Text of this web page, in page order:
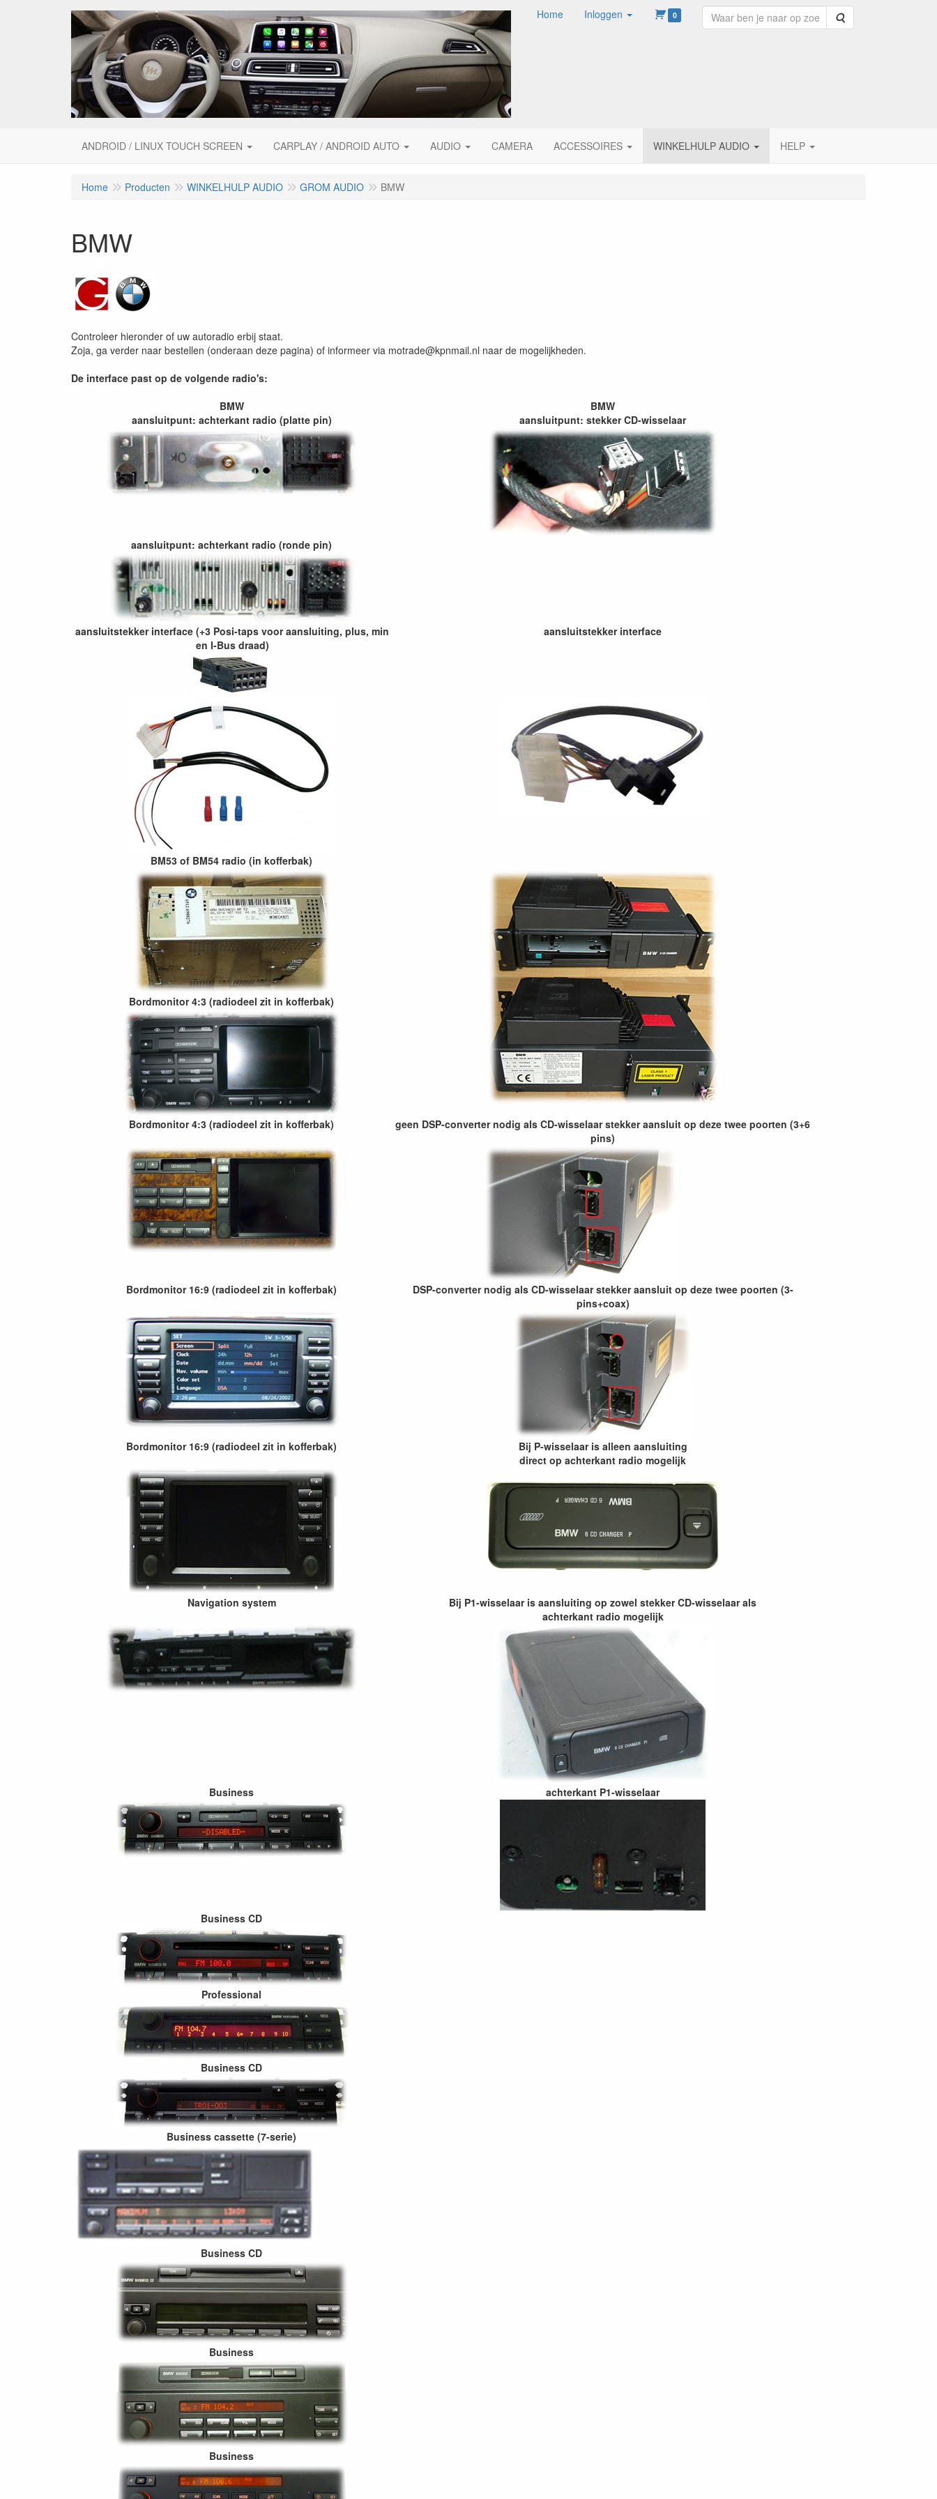
Home Inloggen 0 Zoeken
ANDROID / LINUX TOUCH SCREEN CARPLAY / ANDROID AUTO AUDIO CAMERA ACCESSOIRES WINKELHULP AUDIO HELP
Home Producten WINKELHULP AUDIO GROM AUDIO BMW
BMW
Controleer hieronder of uw autoradio erbij staat.
Zoja, ga verder naar bestellen (onderaan deze pagina) of informeer via motrade@kpnmail.nl naar de mogelijkheden.
De interface past op de volgende radio's:
BMW
BMW
aansluitpunt: achterkant radio (platte pin)
aansluitpunt: stekker CD-wisselaar
aansluitpunt: achterkant radio (ronde pin)
aansluitstekker interface (+3 Posi-taps voor aansluiting, plus, min
en I-Bus draad)
aansluitstekker interface
BM53 of BM54 radio (in kofferbak)
Bordmonitor 4:3 (radiodeel zit in kofferbak)
Bordmonitor 4:3 (radiodeel zit in kofferbak)
geen DSP-converter nodig als CD-wisselaar stekker aansluit op deze twee poorten (3+6
pins)
Bordmonitor 16:9 (radiodeel zit in kofferbak)
DSP-converter nodig als CD-wisselaar stekker aansluit op deze twee poorten (3-
pins+coax)
Bordmonitor 16:9 (radiodeel zit in kofferbak)
Bij P-wisselaar is alleen aansluiting
direct op achterkant radio mogelijk
Navigation system
Bij P1-wisselaar is aansluiting op zowel stekker CD-wisselaar als
achterkant radio mogelijk
Business achterkant P1-wisselaar
Business CD
Professional
Business CD
Business cassette (7-serie)
Business CD
Business
Business